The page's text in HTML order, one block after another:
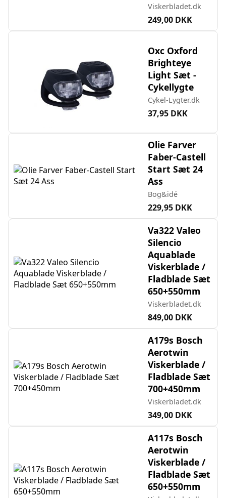
Viskerbladet.dk
249,00 DKK
Oxc Oxford
Brighteye
Light Sæt -
Cykellygte
Cykel-Lygter.dk
37,95 DKK
Olie Farver
Faber-Castell
Start Sæt 24
Ass
Bog&idé
229,95 DKK
Va322 Valeo
Silencio
Aquablade
Viskerblade /
Fladblade Sæt
650+550mm
Viskerbladet.dk
849,00 DKK
A179s Bosch
Aerotwin
Viskerblade /
Fladblade Sæt
700+450mm
Viskerbladet.dk
349,00 DKK
A117s Bosch
Aerotwin
Viskerblade /
Fladblade Sæt
650+550mm